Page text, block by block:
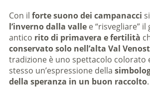
Con il forte suono dei campanacci
l’inverno dalla valle e “risvegliare” il
antico rito di primavera e fertilità
conservato solo nell’alta Val
tradizione è uno spettacolo colorato
stesso un’espressione della
della speranza in un buon raccolto.